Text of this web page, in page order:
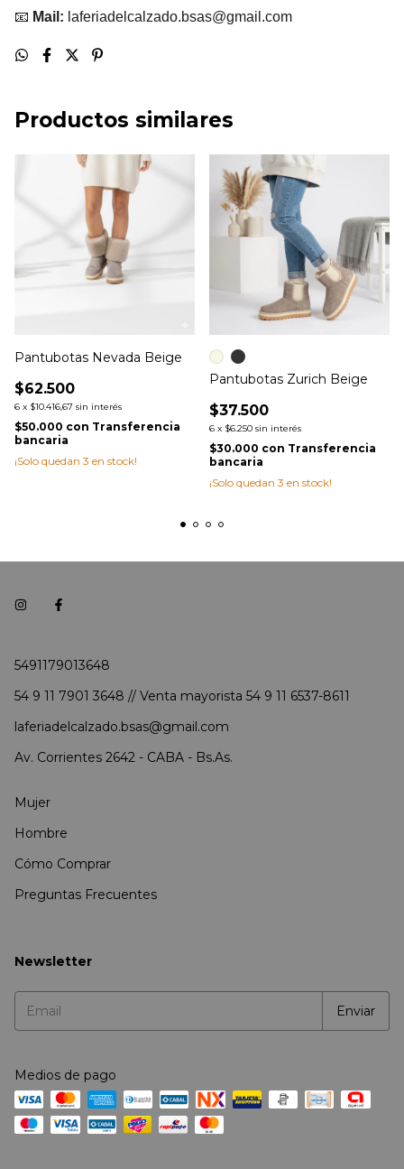
📧 Mail: laferiadelcalzado.bsas@gmail.com
Productos similares
Pantubotas Nevada Beige
$62.500
6 x $10.416,67 sin interés
$50.000 con Transferencia
bancaria
¡Solo quedan 3 en stock!
Pantubotas Zurich Beige
$37.500
6 x $6.250 sin interés
$30.000 con Transferencia
bancaria
¡Solo quedan 3 en stock!
5491179013648
54 9 11 7901 3648 // Venta mayorista 54 9 11 6537-8611
laferiadelcalzado.bsas@gmail.com
Av. Corrientes 2642 - CABA - Bs.As.
Mujer
Hombre
Cómo Comprar
Preguntas Frecuentes
Newsletter
Medios de pago